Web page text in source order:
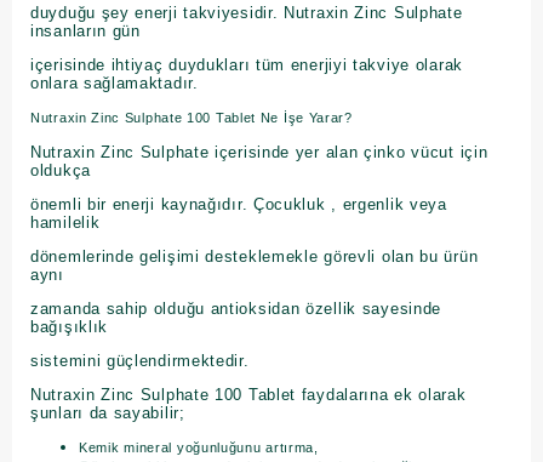
duyduğu şey enerji takviyesidir. Nutraxin Zinc Sulphate
insanların gün
içerisinde ihtiyaç duydukları tüm enerjiyi takviye olarak
onlara sağlamaktadır.
Nutraxin Zinc Sulphate 100 Tablet Ne İşe Yarar?
Nutraxin Zinc Sulphate içerisinde yer alan çinko vücut için
oldukça
önemli bir enerji kaynağıdır. Çocukluk , ergenlik veya
hamilelik
dönemlerinde gelişimi desteklemekle görevli olan bu ürün
aynı
zamanda sahip olduğu antioksidan özellik sayesinde
bağışıklık
sistemini güçlendirmektedir.
Nutraxin Zinc Sulphate 100 Tablet faydalarına ek olarak
şunları da sayabilir;
Kemik mineral yoğunluğunu artırma,